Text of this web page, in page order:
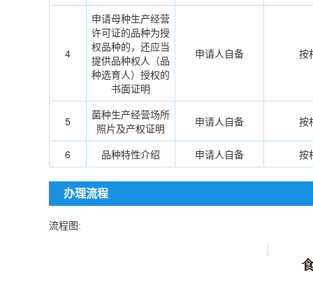
4
申请母种生产经营
许可证的品种为授
权品种的，还应当
提供品种权人（品
种选育人）授权的
书面证明
申请人自备 按
5
菌种生产经营场所
照片及产权证明
申请人自备 按
6 品种特性介绍 申请人自备 按
办理流程
流程图: